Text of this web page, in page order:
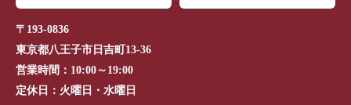
〒193-0836
東京都八王子市日吉町13-36
営業時間： 10:00～19:00
定休日： 火曜日・水曜日